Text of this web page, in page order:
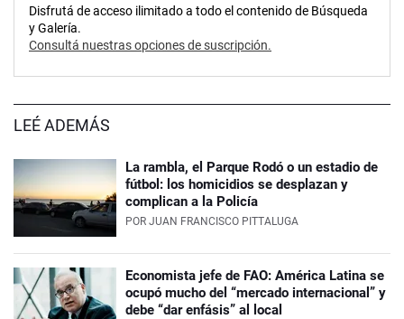
Disfrutá de acceso ilimitado a todo el contenido de Búsqueda
y Galería.
Consultá nuestras opciones de suscripción.
LEÉ ADEMÁS
La rambla, el Parque Rodó o un estadio de
fútbol: los homicidios se desplazan y
complican a la Policía
POR JUAN FRANCISCO PITTALUGA
Economista jefe de FAO: América Latina se
ocupó mucho del “mercado internacional” y
debe “dar enfásis” al local